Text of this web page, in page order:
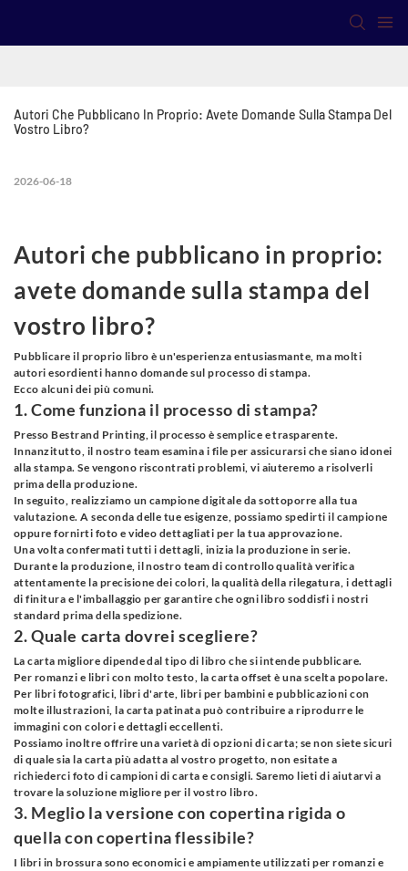
Autori Che Pubblicano In Proprio: Avete Domande Sulla Stampa Del
Vostro Libro?
2026-06-18
Autori che pubblicano in proprio:
avete domande sulla stampa del
vostro libro?
Pubblicare il proprio libro è un'esperienza entusiasmante, ma molti
autori esordienti hanno domande sul processo di stampa.
Ecco alcuni dei più comuni.
1. Come funziona il processo di stampa?
Presso Bestrand Printing, il processo è semplice e trasparente.
Innanzitutto, il nostro team esamina i file per assicurarsi che siano idonei
alla stampa. Se vengono riscontrati problemi, vi aiuteremo a risolverli
prima della produzione.
In seguito, realizziamo un campione digitale da sottoporre alla tua
valutazione. A seconda delle tue esigenze, possiamo spedirti il ​​campione
oppure fornirti foto e video dettagliati per la tua approvazione.
Una volta confermati tutti i dettagli, inizia la produzione in serie.
Durante la produzione, il nostro team di controllo qualità verifica
attentamente la precisione dei colori, la qualità della rilegatura, i dettagli
di finitura e l'imballaggio per garantire che ogni libro soddisfi i nostri
standard prima della spedizione.
2. Quale carta dovrei scegliere?
La carta migliore dipende dal tipo di libro che si intende pubblicare.
Per romanzi e libri con molto testo, la carta offset è una scelta popolare.
Per libri fotografici, libri d'arte, libri per bambini e pubblicazioni con
molte illustrazioni, la carta patinata può contribuire a riprodurre le
immagini con colori e dettagli eccellenti.
Possiamo inoltre offrire una varietà di opzioni di carta; se non siete sicuri
di quale sia la carta più adatta al vostro progetto, non esitate a
richiederci foto di campioni di carta e consigli. Saremo lieti di aiutarvi a
trovare la soluzione migliore per il vostro libro.
3. Meglio la versione con copertina rigida o
quella con copertina flessibile?
I libri in brossura sono economici e ampiamente utilizzati per romanzi e